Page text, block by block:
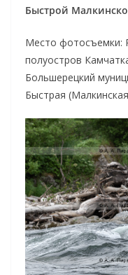
Быстрой
Место фотосъемки:
полуостров
Большерецкий
Быстрая